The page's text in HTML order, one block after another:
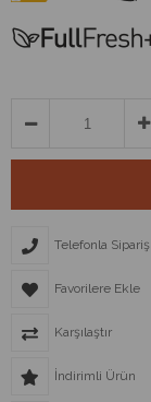
Telefonla Sipariş
Favorilere Ekle
Karşılaştır
İndirimli Ürün